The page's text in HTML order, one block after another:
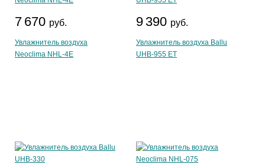
7 670 руб.
Увлажнитель воздуха
Neoclima NHL-4E
9 390 руб.
Увлажнитель воздуха Ballu
UHB-955 ET